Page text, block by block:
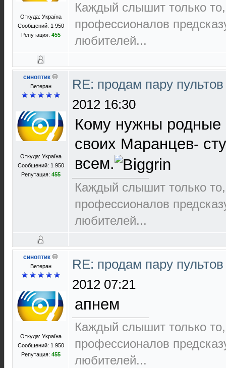
Откуда: Україна
Сообщений: 1 950
Репутация: 455
Каждый слышит только
пpофеccионалов
любителей...
синоптик
Ветеран
Откуда: Україна
Сообщений: 1 950
Репутация: 455
RE: продам пару
2012 16:30
Кому нужны родные
своих Маранцев-
всем.
Каждый слышит только
пpофеccионалов
любителей...
синоптик
Ветеран
Откуда: Україна
Сообщений: 1 950
Репутация: 455
RE: продам пару
2012 07:21
апнем
Каждый слышит только
пpофеccионалов
любителей...